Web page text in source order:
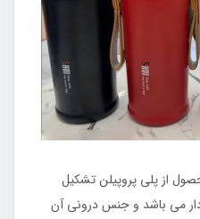
از پلی پروپیلن تشکیل
می باشد و جنس درونی آن